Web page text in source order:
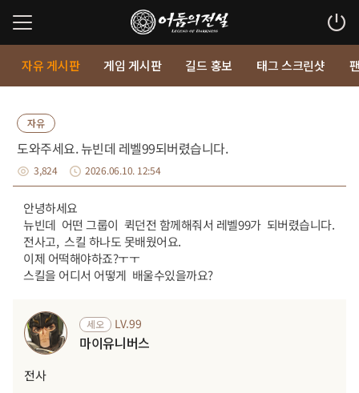
자유 게시판 게임 게시판 길드 홍보 태그 스크린샷
자유
도와주세요. 뉴빈데 레벨99되버렸습니다.
3,824 2026.06.10. 12:54
안녕하세요
뉴빈데 어떤 그룹이 퀵던전 함께해줘서 레벨99가 되버렸습니다.
전사고, 스킬 하나도 못배웠어요.
이제 어떡해야하죠?ㅜㅜ
스킬을 어디서 어떻게 배울수있을까요?
세오 LV.99
마이유니버스
전사